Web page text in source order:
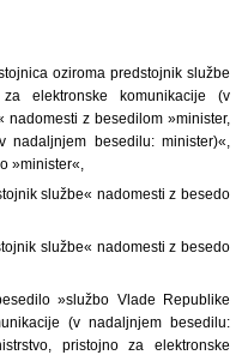
oziroma predstojnik službe
elektronske komunikacije (v
z besedilom »minister,
besedilu: minister)«,
»minister«,
službe« nadomesti z besedo
službe« nadomesti z besedo
»službo Vlade Republike
(v nadaljnjem besedilu:
pristojno za elektronske